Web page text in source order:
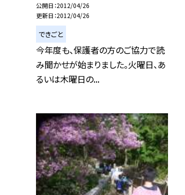
公開日 2012/04/26
更新日 2012/04/26
できごと
今年度も、保護者の方のご協力で読
み聞かせが始まりました。火曜日、あ
るいは木曜日の...